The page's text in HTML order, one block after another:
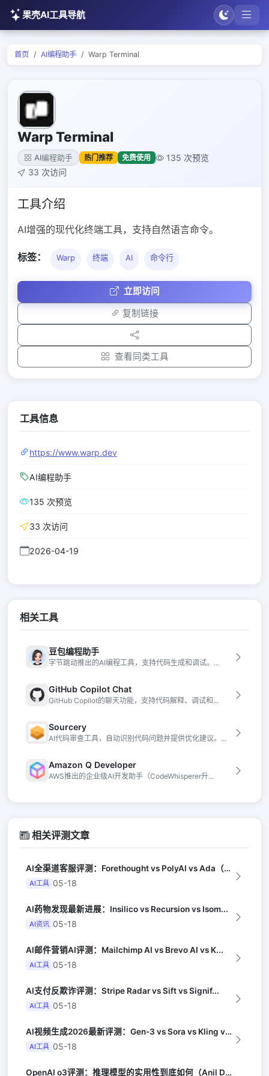
果壳AI工具导航
首页 AI编程助手 Warp Terminal
Warp Terminal
AI编程助手 热门推荐 免费使用
135 次预览
33 次访问
工具介绍
AI增强的现代化终端工具，支持自然语言命令。
标签： Warp 终端 AI 命令行
立即访问
复制链接
查看同类工具
工具信息
https://www.warp.dev
AI编程助手
135 次预览
33 次访问
2026-04-19
相关工具
豆包编程助手
字节跳动推出的AI编程工具，支持代码生成和调试。...
GitHub Copilot Chat
GitHub Copilot的聊天功能，支持代码解释、调试和...
Sourcery
AI代码审查工具，自动识别代码问题并提供优化建议。...
Amazon Q Developer
AWS推出的企业级AI开发助手（CodeWhisperer升...
相关评测文章
AI全渠道客服评测：Forethought vs PolyAI vs Ada（G...
AI工具 05-18
AI药物发现最新进展：Insilico vs Recursion vs Isom...
AI资讯 05-18
AI邮件营销AI评测：Mailchimp AI vs Brevo AI vs K...
AI工具 05-18
AI支付反欺诈评测：Stripe Radar vs Sift vs Signif...
AI工具 05-18
AI视频生成2026最新评测：Gen-3 vs Sora vs Kling vs...
AI工具 05-18
OpenAI o3评测：推理模型的实用性到底如何（Anil Dash）